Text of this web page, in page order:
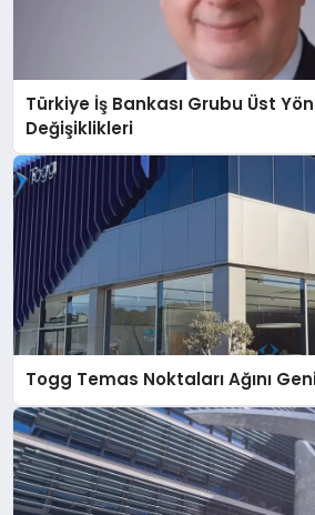
Türkiye İş Bankası Grubu Üst
Değişiklikleri
Togg Temas Noktaları Ağını